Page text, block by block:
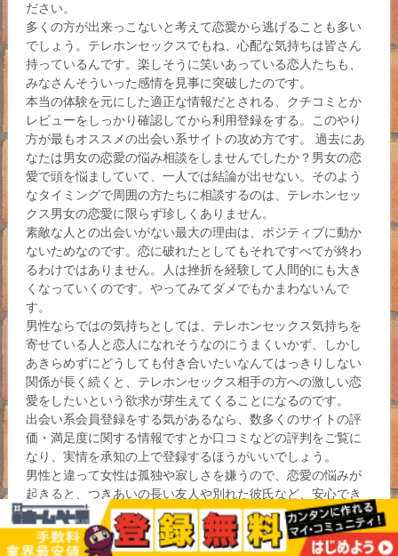
ださい。
多くの方が出来っこないと考えて恋愛から逃げることも多い
でしょう。テレホンセックスでもね、心配な気持ちは皆さん
持っているんです。楽しそうに笑いあっている恋人たちも、
みなさんそういった感情を見事に突破したのです。
本当の体験を元にした適正な情報だとされる、クチコミとか
レビューをしっかり確認してから利用登録をする。このやり
方が最もオススメの出会い系サイトの攻め方です。 過去にあ
なたは男女の恋愛の悩み相談をしませんでしたか？男女の恋
愛で頭を悩ましていて、一人では結論が出せない。そのよう
なタイミングで周囲の方たちに相談するのは、テレホンセッ
クス男女の恋愛に限らず珍しくありません。
素敵な人との出会いがない最大の理由は、ポジティブに動か
ないためなのです。恋に破れたとしてもそれですべてが終わ
るわけではありません。人は挫折を経験して人間的にも大き
くなっていくのです。やってみてダメでもかまわないんで
す。
男性ならではの気持ちとしては、テレホンセックス気持ちを
寄せている人と恋人になれそうなのにうまくいかず、しかし
あきらめずにどうしても付き合いたいなんてはっきりしない
関係が長く続くと、テレホンセックス相手の方への激しい恋
愛をしたいという欲求が芽生えてくることになるのです。
出会い系会員登録をする気があるなら、数多くのサイトの評
価・満足度に関する情報ですとか口コミなどの評判をご覧に
なり、実情を承知の上で登録するほうがいいでしょう。
男性と違って女性は孤独や寂しさを嫌うので、恋愛の悩みが
起きると、つきあいの長い友人や別れた彼氏など、安心でき
る人に吐露して気持ちを共有しているのです。